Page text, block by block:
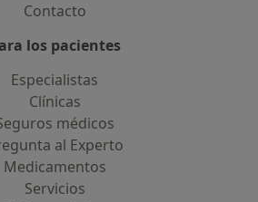
Contacto
los pacientes
Especialistas
Clínicas
médicos
al Experto
Medicamentos
Servicios